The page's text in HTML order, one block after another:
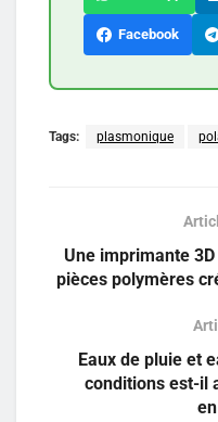
Facebook
Tags: plasmonique
Une imprimante
pièces polymères
Eaux de pluie et
conditions est-il